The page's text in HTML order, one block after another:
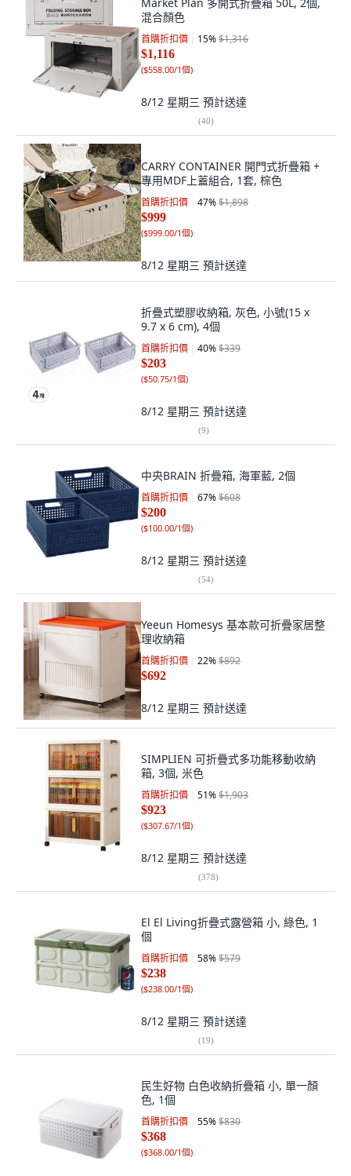
混合顏色
首購折扣價 15%$1,316
$1,116
($558.00/1個)
8/12 星期三 預計送達
(40)
CARRY CONTAINER 開門式折疊箱 +
專用MDF上蓋組合, 1套, 棕色
首購折扣價 47%$1,898
$999
($999.00/1個)
8/12 星期三 預計送達
折疊式塑膠收納箱, 灰色, 小號(15 x
9.7 x 6 cm), 4個
首購折扣價 40%$339
$203
($50.75/1個)
8/12 星期三 預計送達
(9)
中央BRAIN 折疊箱, 海軍藍, 2個
首購折扣價 67%$608
$200
($100.00/1個)
8/12 星期三 預計送達
(54)
Yeeun Homesys 基本款可折疊家居整
理收納箱
首購折扣價 22%$892
$692
8/12 星期三 預計送達
SIMPLIEN 可折疊式多功能移動收納
箱, 3個, 米色
首購折扣價 51%$1,903
$923
($307.67/1個)
8/12 星期三 預計送達
(378)
El El Living折疊式露營箱 小, 綠色, 1
個
首購折扣價 58%$579
$238
($238.00/1個)
8/12 星期三 預計送達
(19)
民生好物 白色收納折疊箱 小, 單一顏
色, 1個
首購折扣價 55%$830
$368
($368.00/1個)